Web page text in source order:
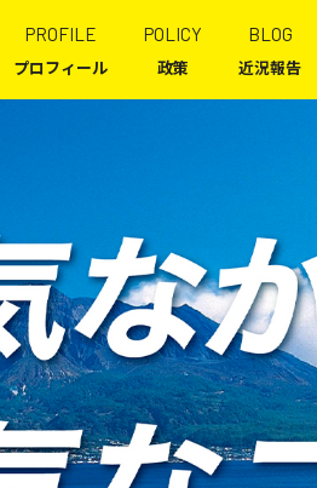
プロフィール
PROFILE
政策
POLICY
近況報告
BLOG